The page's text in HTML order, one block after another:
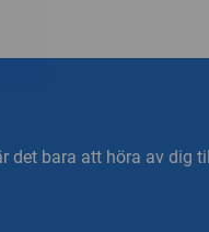
det bara att höra av dig